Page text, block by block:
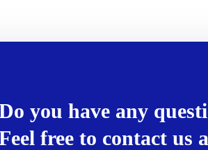
you have any
free to contact us